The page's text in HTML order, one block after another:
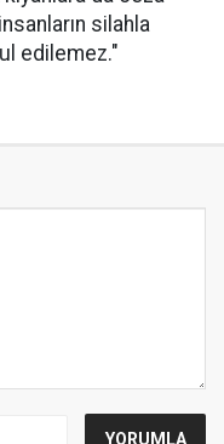
silahla
edilemez."